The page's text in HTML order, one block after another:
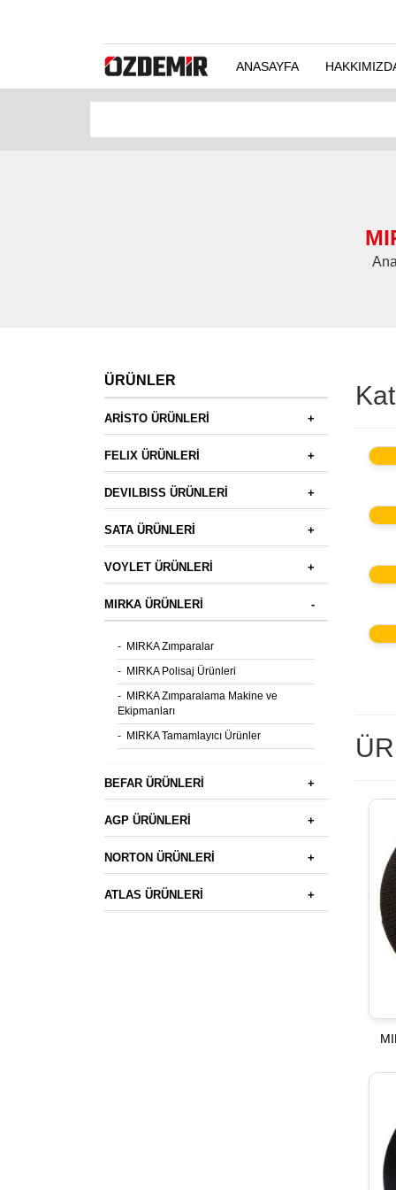
ANASAYFA
ÜRÜNLER
+
ARİSTO ÜRÜNLERİ
+
FELIX ÜRÜNLERİ
+
DEVILBISS ÜRÜNLERİ
+
SATA ÜRÜNLERİ
+
VOYLET ÜRÜNLERİ
-
MIRKA ÜRÜNLERİ
- MIRKA Zımparalar
- MIRKA Polisaj Ürünleri
- MIRKA Zımparalama Makine ve
Ekipmanları
- MIRKA Tamamlayıcı Ürünler
+
BEFAR ÜRÜNLERİ
+
AGP ÜRÜNLERİ
+
NORTON ÜRÜNLERİ
+
ATLAS ÜRÜNLERİ